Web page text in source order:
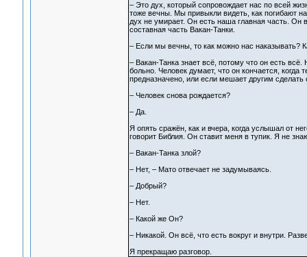
– Это дух, который сопровождает нас по всей
тоже вечны. Мы привыкли видеть, как погибают
дух не умирает. Он есть наша главная часть. Он
составная часть Вакан-Танки.
– Если мы вечны, то как можно нас наказывать?
– Вакан-Танка знает всё, потому что он есть
больно. Человек думает, что он кончается, когда
предназначено, или если мешает другим
– Человек снова рождается?
– Да.
Я опять сражён, как и вчера, когда услышал от
говорит Библия. Он ставит меня в тупик. Я не
– Вакан-Танка злой?
– Нет, – Мато отвечает не задумываясь.
– Добрый?
– Нет.
– Какой же Он?
– Никакой. Он всё, что есть вокруг и внутри.
Я прекращаю разговор.